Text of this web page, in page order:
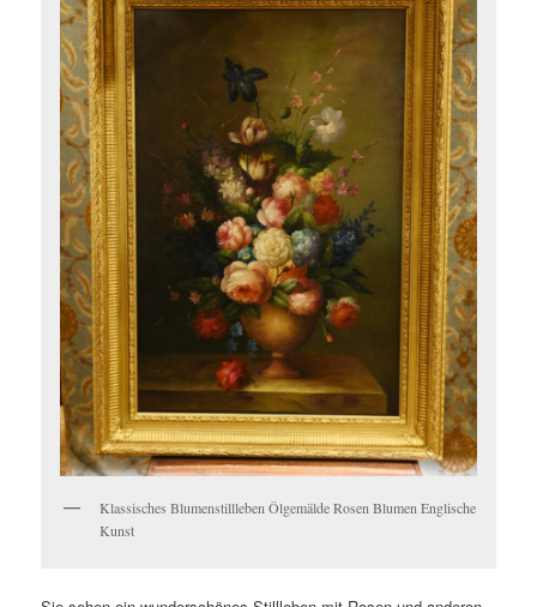
Klassisches Blumenstillleben Ölgemälde Rosen Blumen Englische
Kunst